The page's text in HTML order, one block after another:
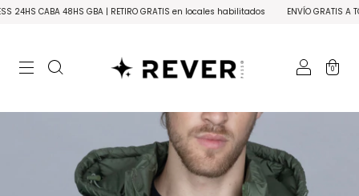
48HS GBA | RETIRO GRATIS en locales habilitados ENVÍO GRATIS A TODO EL
0